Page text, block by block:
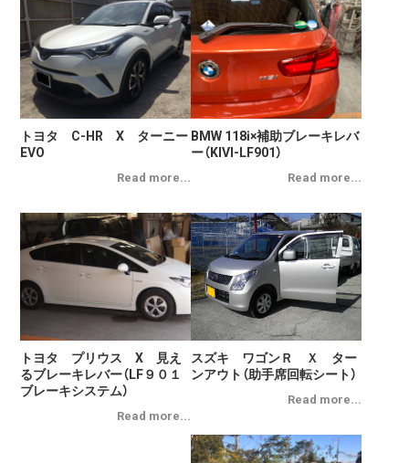
トヨタ C-HR X ターニー
EVO
BMW 118ⅰ×補助ブレーキレバ
ー（KIVI-LF901）
トヨタ プリウス X 見え
るブレーキレバー（LF９０１
ブレーキシステム）
スズキ ワゴンＲ Ｘ ター
ンアウト（助手席回転シート）